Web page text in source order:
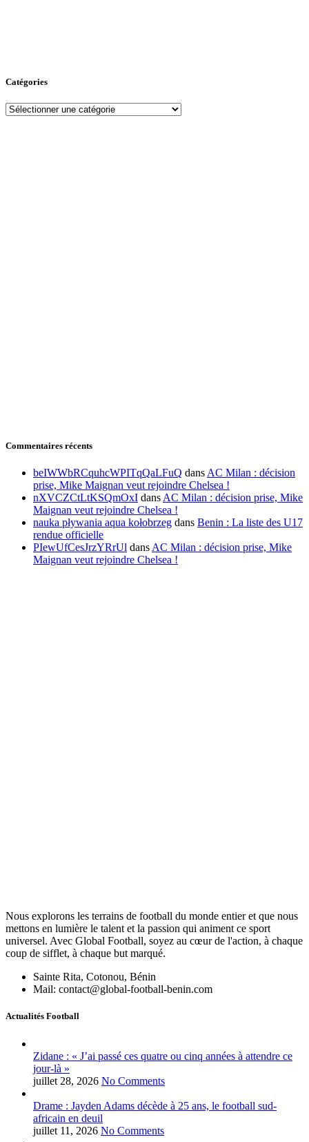
Catégories
Catégories
Commentaires récents
beIWWbRCquhcWPITqQaLFuQ dans AC Milan : décision
prise, Mike Maignan veut rejoindre Chelsea !
nXVCZCtLtKSQmOxI dans AC Milan : décision prise, Mike
Maignan veut rejoindre Chelsea !
nauka pływania aqua kołobrzeg dans Benin : La liste des U17
rendue officielle
PIewUfCesJrzYRrUl dans AC Milan : décision prise, Mike
Maignan veut rejoindre Chelsea !
Nous explorons les terrains de football du monde entier et que nous
mettons en lumière le talent et la passion qui animent ce sport
universel. Avec Global Football, soyez au cœur de l'action, à chaque
coup de sifflet, à chaque but marqué.
Sainte Rita, Cotonou, Bénin
Mail: contact@global-football-benin.com
Actualités Football
Zidane : « J’ai passé ces quatre ou cinq années à attendre ce
jour-là »
juillet 28, 2026 No Comments
Drame : Jayden Adams décède à 25 ans, le football sud-
africain en deuil
juillet 11, 2026 No Comments